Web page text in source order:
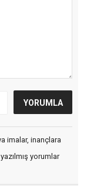
imalar, inançlara
yorumlar